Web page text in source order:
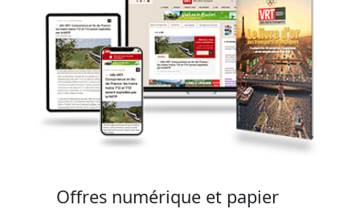
Offres numérique et papier